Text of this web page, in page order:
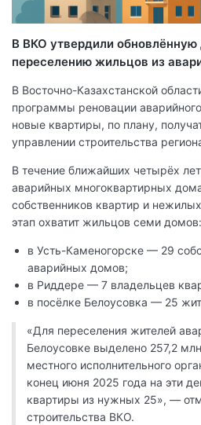
В ВКО утвердили
переселению жильцов из
В Восточно-Казахстанской
программы реновации
новые квартиры, по плану,
управлении строительства
В течение ближайших четырёх
аварийных многоквартирных
собственников квартир и
этап охватит жильцов семи домов:
в Усть-Каменогорске — 29
аварийных домов;
в Риддере — 7 владельцев
в посёлке Белоусовка — 25
«Для переселения жителей
Белоусовке выделено 257,2
местного исполнительного
конец июня 2025 года на эти
квартиры из нужных 25», —
строительства ВКО.